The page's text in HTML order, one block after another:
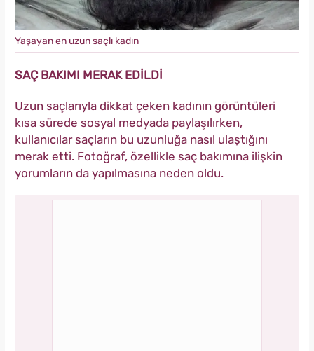
Yaşayan en uzun saçlı kadın
SAÇ BAKIMI MERAK EDİLDİ
Uzun saçlarıyla dikkat çeken kadının görüntüleri
kısa sürede sosyal medyada paylaşılırken,
kullanıcılar saçların bu uzunluğa nasıl ulaştığını
merak etti. Fotoğraf, özellikle saç bakımına ilişkin
yorumların da yapılmasına neden oldu.